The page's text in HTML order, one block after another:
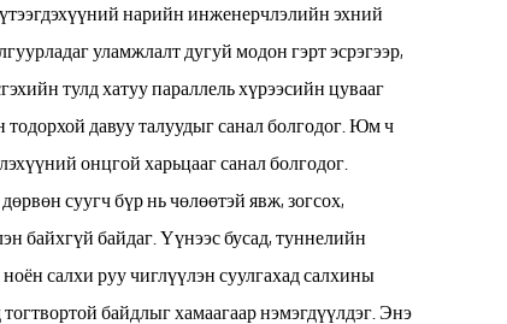
нарийн инженерчлэлийн эхний
уламжлалт дугуй модон гэрт эсрэгээр,
тулд хатуу параллель хүрээсийн цувааг
тодорхой давуу талуудыг санал болгодог. Юм ч
онцгой харьцааг санал болгодог.
суугч бүр нь чөлөөтэй явж, зогсох,
байхгүй байдаг. Үүнээс бусад, туннелийн
салхи руу чиглүүлэн суулгахад салхины
байдлыг хамаагаар нэмэгдүүлдэг. Энэ